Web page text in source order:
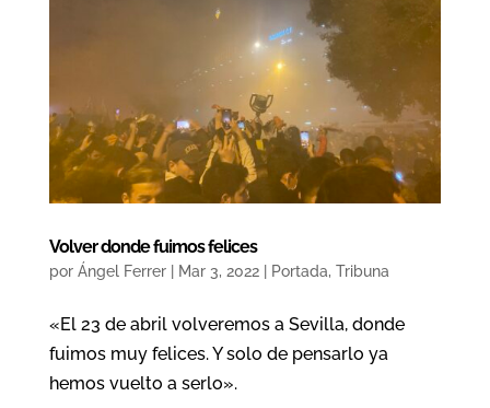
Volver donde fuimos felices
por Ángel Ferrer| Mar 3, 2022| Portada, Tribuna
«El 23 de abril volveremos a Sevilla, donde
fuimos muy felices. Y solo de pensarlo ya
hemos vuelto a serlo».